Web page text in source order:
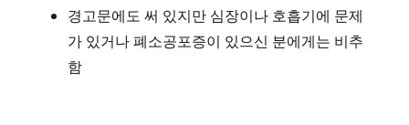
경고문에도 써 있지만 심장이나 호흡기에 문제
가 있거나 폐소공포증이 있으신 분에게는 비추
함